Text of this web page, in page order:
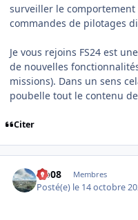
surveiller le comportement
commandes de pilotages
Je vous rejoins FS24 est
de nouvelles
missions). Dans un sens
poubelle tout le contenu de
Citer
clo08 Membres
Posté(e) le 14 octobre